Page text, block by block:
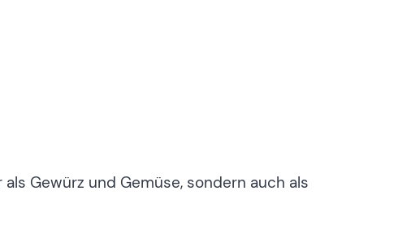
Gewürz und Gemüse, sondern auch als